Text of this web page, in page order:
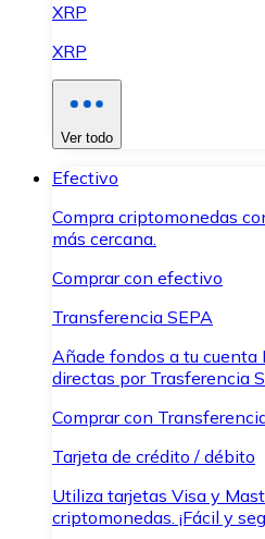
XRP
XRP
Ver todo
Efectivo
Compra criptomonedas
más cercana.
Comprar con efectivo
Transferencia SEPA
Añade fondos a tu cuenta
directas por Trasferencia
Comprar con
Tarjeta de crédito / débito
Utiliza tarjetas Visa y
criptomonedas. ¡Fácil y